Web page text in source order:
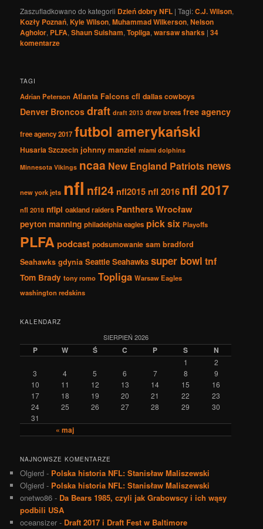
Zaszufladkowano do kategorii Dzień dobry NFL |Tagi:C.J. Wilson,
Kozły Poznań,Kyle Wilson,Muhammad Wilkerson,Nelson
Agholor, PLFA,Shaun Suisham,Topliga,warsaw sharks |34
komentarze
TAGI
Adrian Peterson Atlanta Falcons cfl dallas cowboys
Denver Broncos draft draft 2013 drew brees free agency
free agency 2017 futbol amerykański
Husaria Szczecin johnny manziel miami dolphins
Minnesota Vikings ncaa New England Patriots news
new york jets nfl nfl24 nfl2015 nfl 2016 nfl 2017
nfl 2018 nflpl oakland raiders Panthers Wrocław
peyton manning philadelphia eagles pick six Playoffs
PLFApodcast podsumowanie sam bradford
Seahawks gdynia Seattle Seahawks super bowl tnf
Tom Brady tony romo Topliga Warsaw Eagles
washington redskins
KALENDARZ
SIERPIEŃ 2026
P W Ś C P S N
« maj
1
2
3
4 5 6 7 8
9
10
11 12 13 14 15
16
17
18 19 20 21 22
23
24
25 26 27 28 29
30
31
NAJNOWSZE KOMENTARZE
Olgierd - Polska historia NFL: Stanisław Maliszewski
Olgierd - Polska historia NFL: Stanisław Maliszewski
onetwo86 - Da Bears 1985, czyli jak Grabowscy i ich wąsy
podbili USA
oceansizer - Draft 2017 i Draft Fest w Baltimore